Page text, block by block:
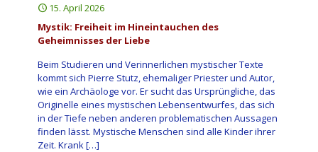
15. April 2026
Mystik: Freiheit im Hineintauchen des
Geheimnisses der Liebe
Beim Studieren und Verinnerlichen mystischer Texte
kommt sich Pierre Stutz, ehemaliger Priester und Autor,
wie ein Archäologe vor. Er sucht das Ursprüngliche, das
Originelle eines mystischen Lebensentwurfes, das sich
in der Tiefe neben anderen problematischen Aussagen
finden lässt. Mystische Menschen sind alle Kinder ihrer
Zeit. Krank[…]